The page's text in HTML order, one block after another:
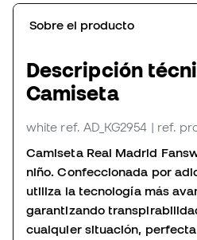
Sobre el producto
Descripción
Camiseta
white ref. AD_KG2954 | ref.
Camiseta Real Madrid
niño. Confeccionada por
utiliza la tecnología más
garantizando
cualquier situación,